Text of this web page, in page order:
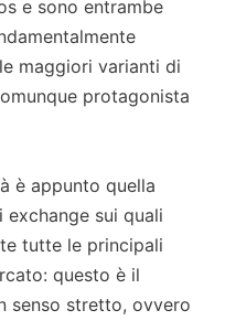
e sono entrambe
maggiori varianti di
protagonista
è appunto quella
sui quali
tutte le principali
questo è il
senso stretto, ovvero